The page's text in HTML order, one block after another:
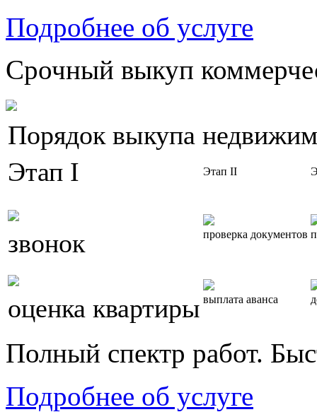
Подробнее об услуге
Срочный выкуп
Порядок выкупа
Этап I
Этап II
звонок проверка документов
оценка квартиры выплата аванса
Полный спектр работ.
Подробнее об услуге